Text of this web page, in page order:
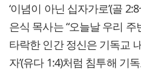
‘이념이 아닌 십자가로’(골
은식 목사는 “오늘날 우리
타락한 인간 정신은 기독교
자’(유다 1:4)처럼 침투해 기